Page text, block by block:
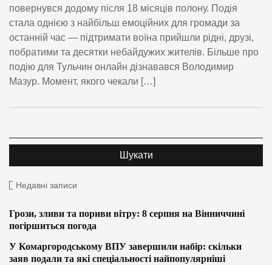
повернувся додому після 18 місяців полону. Подія
стала однією з найбільш емоційних для громади за
останній час — підтримати воїна прийшли рідні, друзі,
побратими та десятки небайдужих жителів. Більше про
подію для Тульчин онлайн дізнавався Володимир
Мазур. Момент, якого чекали […]
Недавні записи
Грози, зливи та пориви вітру: 8 серпня на Вінниччині
погіршиться погода
У Комаргородському ВПУ завершили набір: скільки
заяв подали та які спеціальності найпопулярніші